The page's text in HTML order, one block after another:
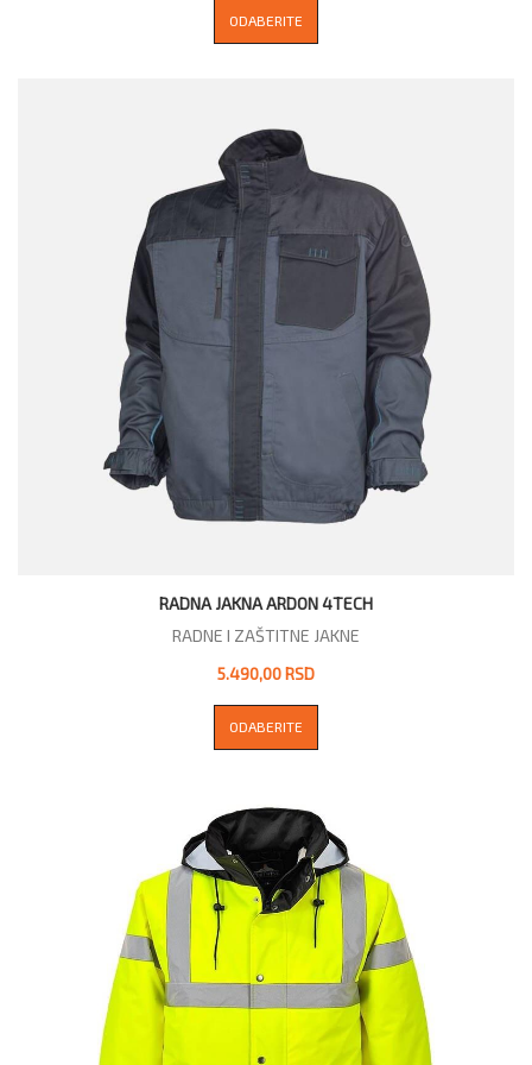
ODABERITE
RADNA JAKNA ARDON 4TECH
RADNE I ZAŠTITNE JAKNE
5.490,00 RSD
ODABERITE